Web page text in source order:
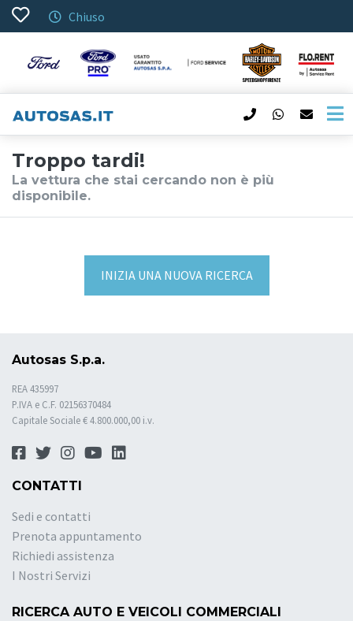
Chiuso
Troppo tardi!
La vettura che stai cercando non è più
disponibile.
INIZIA UNA NUOVA RICERCA
Autosas S.p.a.
REA 435997
P.IVA e C.F. 02156370484
Capitale Sociale € 4.800.000,00 i.v.
CONTATTI
Sedi e contatti
Prenota appuntamento
Richiedi assistenza
I Nostri Servizi
RICERCA AUTO E VEICOLI COMMERCIALI